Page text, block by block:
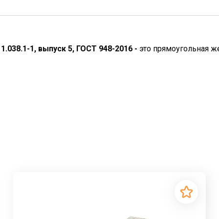
1, выпуск 5, ГОСТ 948-2016 - это прямоугольная
элемент, применяемый в строительстве жилых